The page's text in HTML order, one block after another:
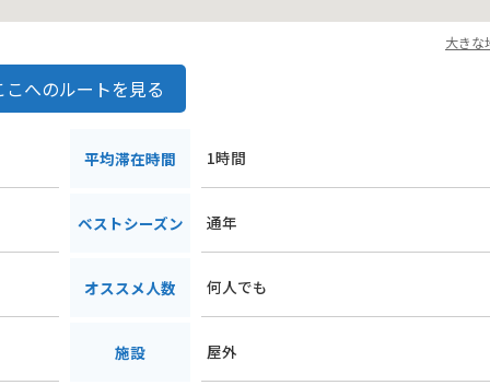
大きな
こへのルートを見る
平均滞在時間 1時間
ベストシーズン 通年
オススメ人数 何人でも
施設 屋外